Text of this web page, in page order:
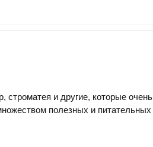
и другие, которые очень
полезных и питательных